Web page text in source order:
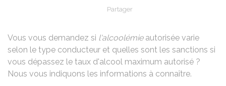
Partager
Vous vous demandez si l'alcoolémieautorisée varie
selon le type conducteur et quelles sont les sanctions si
vous dépassez le taux d'alcool maximum autorisé ?
Nous vous indiquons les informations à connaître.